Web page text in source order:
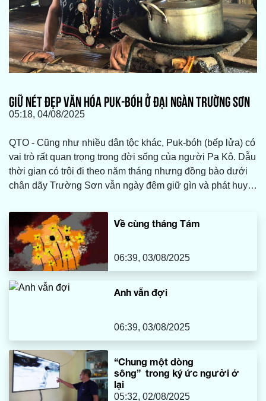
GIỮ NÉT ĐẸP VĂN HÓA PUK-BÓH Ở ĐẠI NGÀN TRƯỜNG SƠN
05:18, 04/08/2025
QTO - Cũng như nhiều dân tộc khác, Puk-bóh (bếp lửa) có
vai trò rất quan trọng trong đời sống của người Pa Kô. Dẫu
thời gian có trôi đi theo năm tháng nhưng đồng bào dưới
chân dãy Trường Sơn vẫn ngày đêm giữ gìn và phát huy
thương mà cha ông dày công vun đắp qua bao đời…
Về cùng tháng Tám
06:39, 03/08/2025
Anh vẫn đợi
06:39, 03/08/2025
“Chung một dòng
sông” trong ký ức người ở
lại
05:32, 02/08/2025